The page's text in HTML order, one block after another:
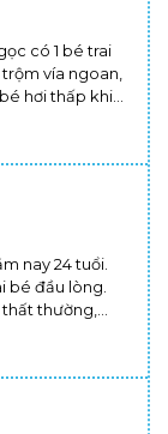
có 1 bé trai
vía ngoan,
hơi thấp khi
lứa. Tôi
không ạ?
nay 24 tuổi.
bé đầu lòng.
thất thường,
với nhiều
này và ảnh
tốt khi